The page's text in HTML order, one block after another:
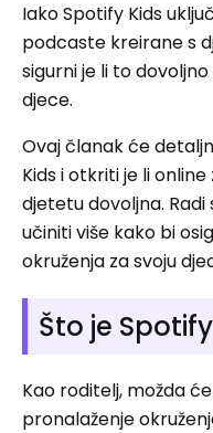
Iako Spotify Kids
podcaste kreirane s
sigurni je li to
djece.
Ovaj članak će
Kids i otkriti je li
djetetu dovoljna.
učiniti više kako bi
okruženja za svoju
Što je
Kao roditelj, možda
pronalaženje